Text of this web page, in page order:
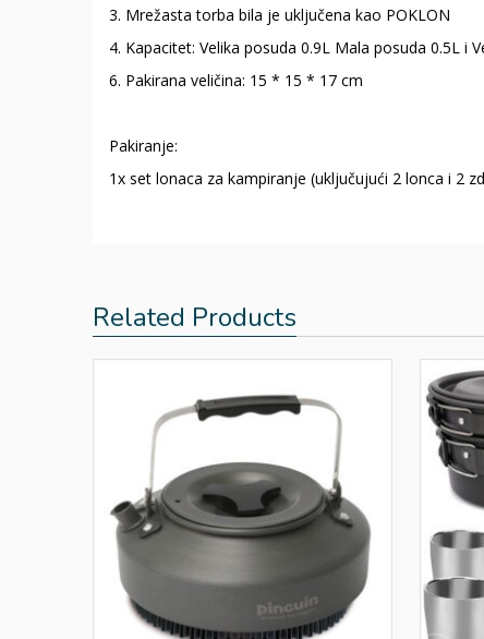
3. Mrežasta torba bila je uključena kao POKLON
4. Kapacitet: Velika posuda 0.9L Mala posuda 0.5L i
6. Pakirana veličina: 15 * 15 * 17 cm
Pakiranje:
1x set lonaca za kampiranje (uključujući 2 lonca i 2
Related Products